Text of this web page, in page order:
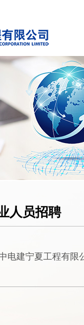
人员招聘
电建宁夏工程有限